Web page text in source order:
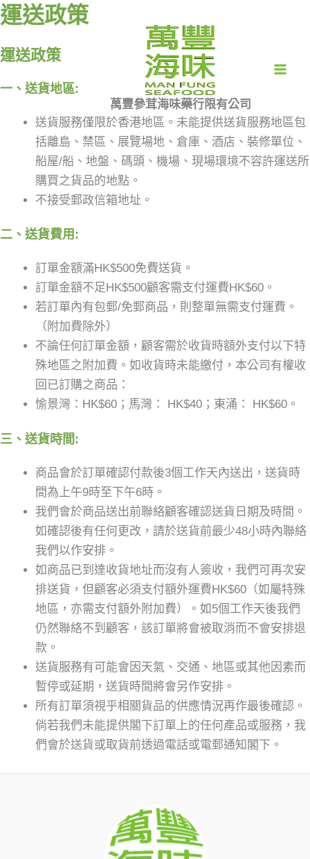
跳
至
主
要
內
萬豐參茸海味藥行限有公司
運送政策
運送政策
一、送貨地區:
送貨服務僅限於香港地區。未能提供送貨服務地區包
括離島、禁區、展覽場地、倉庫、酒店、裝修單位、
船屋/船、地盤、碼頭、機場、現場環境不容許運送所
購買之貨品的地點。
不接受郵政信箱地址。
二、送貨費用:
訂單金額滿HK$500免費送貨。
訂單金額不足HK$500顧客需支付運費HK$60。
若訂單內有包郵/免郵商品，則整單無需支付運費。
（附加費除外）
不論任何訂單金額，顧客需於收貨時額外支付以下特
殊地區之附加費。如收貨時未能繳付，本公司有權收
回已訂購之商品：
愉景灣：HK$60；馬灣： HK$40；東涌： HK$60。
三、送貨時間:
商品會於訂單確認付款後3個工作天內送出，送貨時
間為上午9時至下午6時。
我們會於商品送出前聯絡顧客確認送貨日期及時間。
如確認後有任何更改，請於送貨前最少48小時內聯絡
我們以作安排。
如商品已到達收貨地址而沒有人簽收，我們可再次安
排送貨，但顧客必須支付額外運費HK$60（如屬特殊
地區，亦需支付額外附加費）。如5個工作天後我們
仍然聯絡不到顧客，該訂單將會被取消而不會安排退
款。
送貨服務有可能會因天氣、交通、地區或其他因素而
暫停或延期，送貨時間將會另作安排。
所有訂單須視乎相關貨品的供應情況再作最後確認。
倘若我們未能提供閣下訂單上的任何產品或服務，我
們會於送貨或取貨前透過電話或電郵通知閣下。